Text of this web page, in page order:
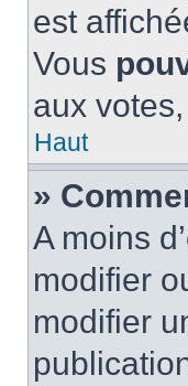
est
Vous
aux
Haut
»
A moins
modifier
modifier